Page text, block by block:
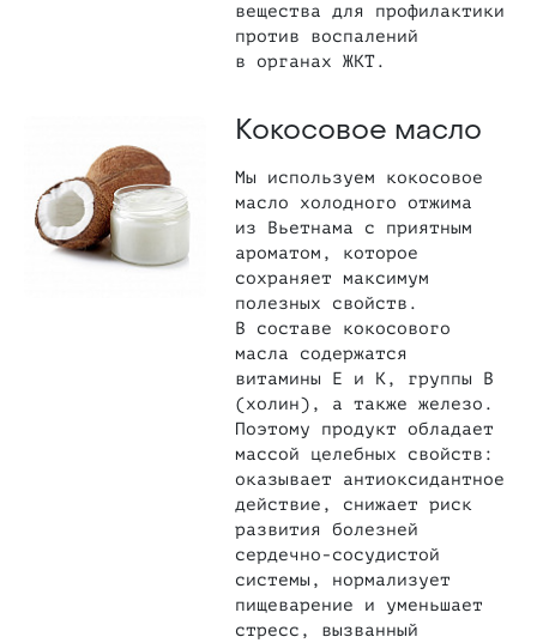
вещества для профилактики
против воспалений
в органах ЖКТ.
Кокосовое масло
Мы используем кокосовое
масло холодного отжима
из Вьетнама с приятным
ароматом, которое
сохраняет максимум
полезных свойств.
В составе кокосового
масла содержатся
витамины E и K, группы B
(холин), а также железо.
Поэтому продукт обладает
массой целебных свойств:
оказывает антиоксидантное
действие, снижает риск
развития болезней
сердечно-сосудистой
системы, нормализует
пищеварение и уменьшает
стресс, вызванный